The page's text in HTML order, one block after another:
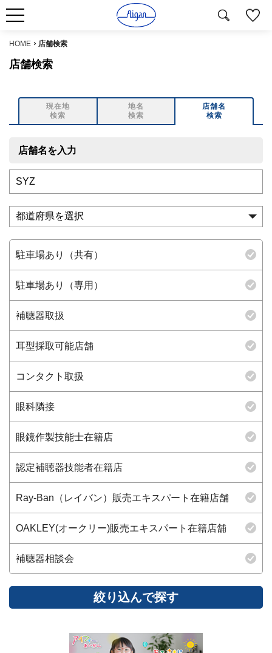
HOME 店舗検索
店舗検索
現在地
検索
地名
検索
店舗名
検索
店舗名を入力
駐車場あり（共有）
駐車場あり（専用）
補聴器取扱
耳型採取可能店舗
コンタクト取扱
眼科隣接
眼鏡作製技能士在籍店
認定補聴器技能者在籍店
Ray-Ban（レイバン）販売エキスパート在籍店舗
OAKLEY(オークリー)販売エキスパート在籍店舗
補聴器相談会